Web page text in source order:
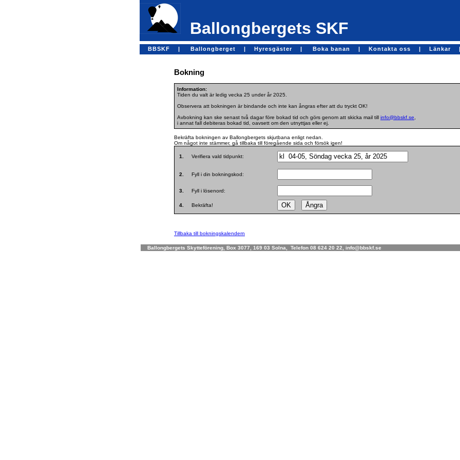
Ballongbergets SKF
BBSKF | Ballongberget | Hyresgäster | Boka banan | Kontakta oss | Länkar |
Bokning
Information:
Tiden du valt är ledig vecka 25 under år 2025.
Observera att bokningen är bindande och inte kan ångras efter att du tryckt OK!
Avbokning kan ske senast två dagar före bokad tid och görs genom att skicka mail till info@bbskf.se
i annat fall debiteras bokad tid, oavsett om den utnyttjas eller ej.
Bekräfta bokningen av Ballongbergets skjutbana enligt nedan.
Om något inte stämmer, gå tillbaka till föregående sida och försök igen!
1. Verifiera vald tidpunkt:
2. Fyll i din bokningskod:
3. Fyll i lösenord:
4. Bekräfta!
Tillbaka till bokningskalendern
Ballongbergets Skytteförening, Box 3077, 169 03 Solna, Telefon 08 624 20 22, info@bbskf.se